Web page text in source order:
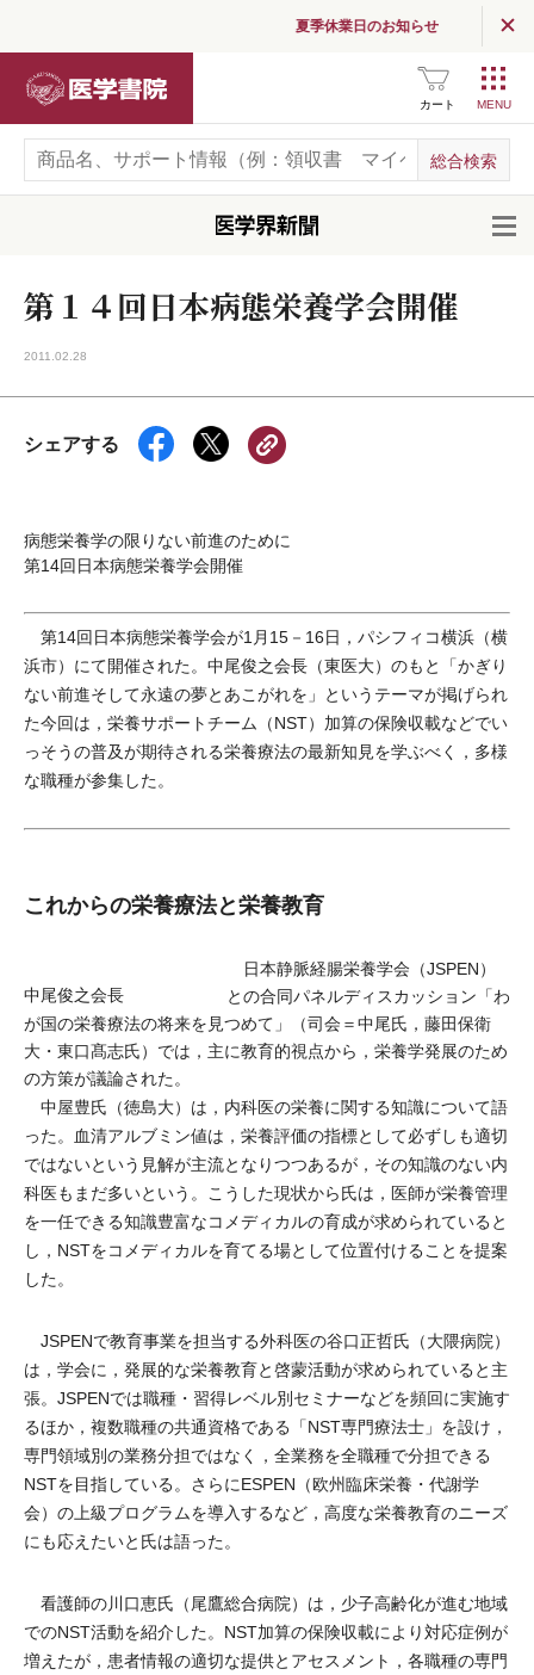
夏季休業日のお知らせ
カート
第１４回日本病態栄養学会開催
2011.02.28
シェアする
病態栄養学の限りない前進のために
第14回日本病態栄養学会開催
第14回日本病態栄養学会が1月15－16日，パシフィコ横浜（横
浜市）にて開催された。中尾俊之会長（東医大）のもと「かぎり
ない前進そして永遠の夢とあこがれを」というテーマが掲げられ
た今回は，栄養サポートチーム（NST）加算の保険収載などでい
っそうの普及が期待される栄養療法の最新知見を学ぶべく，多様
な職種が参集した。
これからの栄養療法と栄養教育
中尾俊之会長
日本静脈経腸栄養学会（JSPEN）
との合同パネルディスカッション「わ
が国の栄養療法の将来を見つめて」（司会＝中尾氏，藤田保衛
大・東口髙志氏）では，主に教育的視点から，栄養学発展のため
の方策が議論された。
中屋豊氏（徳島大）は，内科医の栄養に関する知識について語
った。血清アルブミン値は，栄養評価の指標として必ずしも適切
ではないという見解が主流となりつつあるが，その知識のない内
科医もまだ多いという。こうした現状から氏は，医師が栄養管理
を一任できる知識豊富なコメディカルの育成が求められていると
し，NSTをコメディカルを育てる場として位置付けることを提案
した。
JSPENで教育事業を担当する外科医の谷口正哲氏（大隈病院）
は，学会に，発展的な栄養教育と啓蒙活動が求められていると主
張。JSPENでは職種・習得レベル別セミナーなどを頻回に実施す
るほか，複数職種の共通資格である「NST専門療法士」を設け，
専門領域別の業務分担ではなく，全業務を全職種で分担できる
NSTを目指している。さらにESPEN（欧州臨床栄養・代謝学
会）の上級プログラムを導入するなど，高度な栄養教育のニーズ
にも応えたいと氏は語った。
看護師の川口恵氏（尾鷹総合病院）は，少子高齢化が進む地域
でのNST活動を紹介した。NST加算の保険収載により対応症例が
増えたが，患者情報の適切な提供とアセスメント，各職種の専門